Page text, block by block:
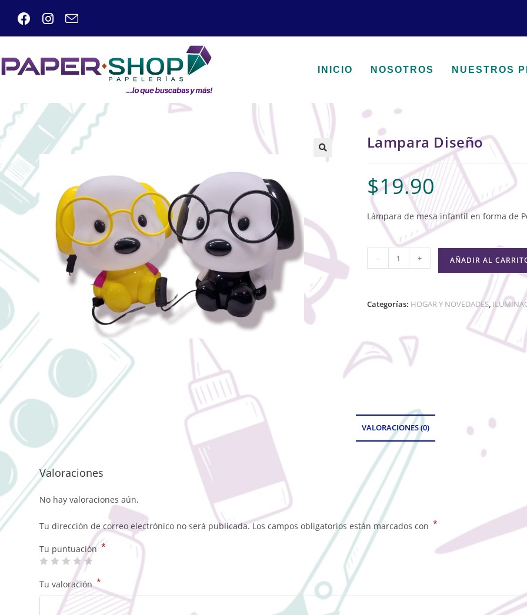
INICIO NOSOTROS NUESTROS
🔍
Lampara Diseño
$19.90
Lámpara de mesa infantil en forma de
- + AÑADIR AL
Categorías: HOGAR Y NOVEDADES,
VALORACIONES (0)
Valoraciones
No hay valoraciones aún.
Tu dirección de correo electrónico no será publicada. Los campos obligatorios están marcados con *
Tu puntuación *
Tu valoración*